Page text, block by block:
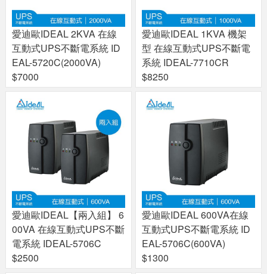
愛迪歐IDEAL 2KVA 在線
互動式UPS不斷電系統 ID
EAL-5720C(2000VA)
$7000
愛迪歐IDEAL 1KVA 機架
型 在線互動式UPS不斷電
系統 IDEAL-7710CR
$8250
愛迪歐IDEAL【兩入組】 6
00VA 在線互動式UPS不斷
電系統 IDEAL-5706C
$2500
愛迪歐IDEAL 600VA在線
互動式UPS不斷電系統 ID
EAL-5706C(600VA)
$1300